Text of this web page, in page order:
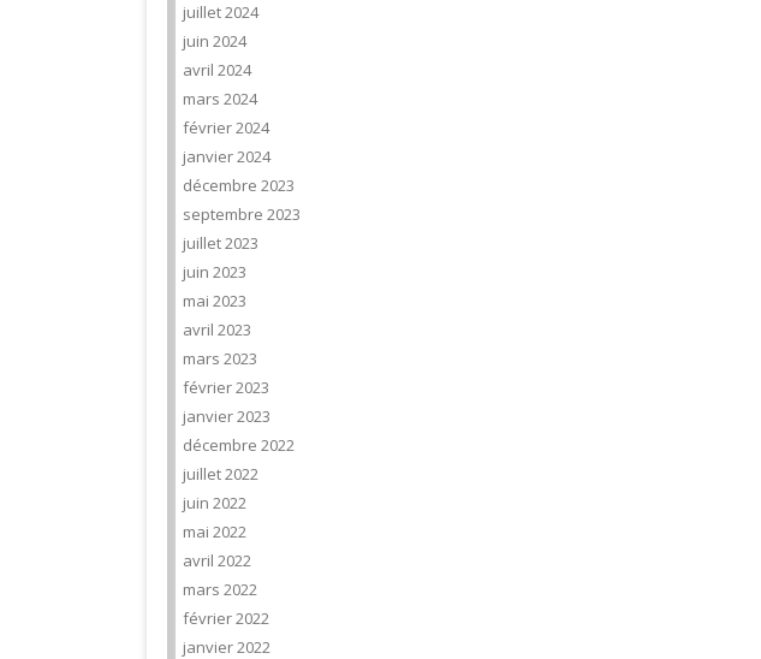
juillet 2024
juin 2024
avril 2024
mars 2024
février 2024
janvier 2024
décembre 2023
septembre 2023
juillet 2023
juin 2023
mai 2023
avril 2023
mars 2023
février 2023
janvier 2023
décembre 2022
juillet 2022
juin 2022
mai 2022
avril 2022
mars 2022
février 2022
janvier 2022